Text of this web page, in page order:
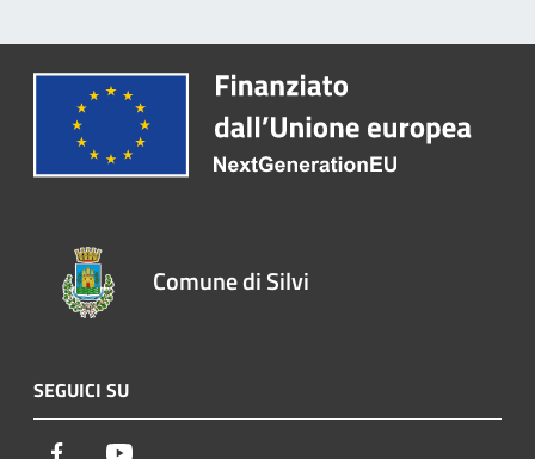
Comune di Silvi
SEGUICI SU
Facebook